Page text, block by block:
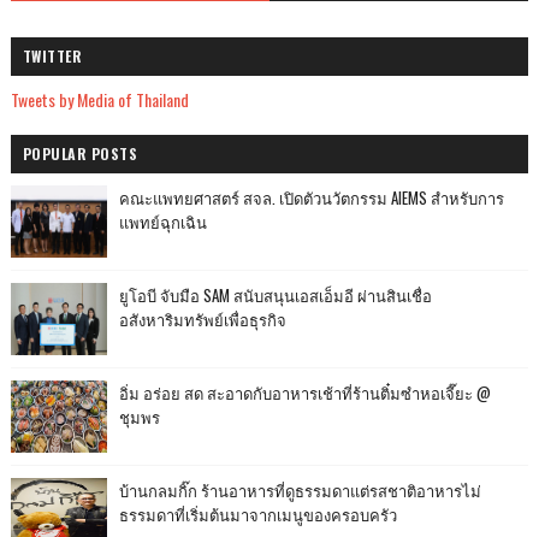
TWITTER
Tweets by Media of Thailand
POPULAR POSTS
คณะแพทยศาสตร์ สจล. เปิดตัวนวัตกรรม AIEMS สำหรับการ
แพทย์ฉุกเฉิน
ยูโอบี จับมือ SAM สนับสนุนเอสเอ็มอี ผ่านสินเชื่อ
อสังหาริมทรัพย์เพื่อธุรกิจ
อิ่ม อร่อย สด สะอาดกับอาหารเช้าที่ร้านติ๋มซำหอเจี๊ยะ @
ชุมพร
บ้านกลมกิ๊ก ร้านอาหารที่ดูธรรมดาแต่รสชาติอาหารไม่
ธรรมดาที่เริ่มต้นมาจากเมนูของครอบครัว